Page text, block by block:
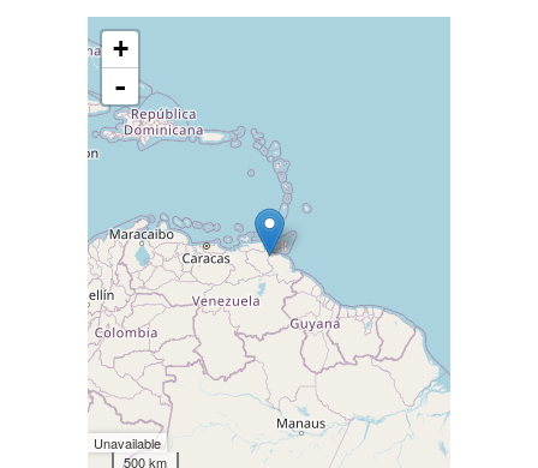
+
-
Unavailable
500 km